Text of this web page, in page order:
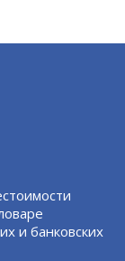
и банковских